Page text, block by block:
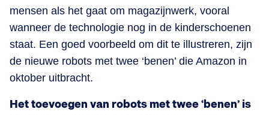
mensen als het gaat om magazijnwerk, vooral
wanneer de technologie nog in de kinderschoenen
staat. Een goed voorbeeld om dit te illustreren, zijn
de nieuwe robots met twee ‘benen’ die Amazon in
oktober uitbracht.
Het toevoegen van robots met twee ‘benen’ is